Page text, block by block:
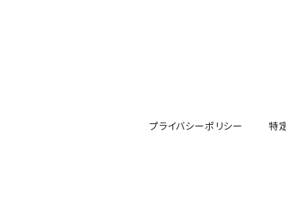
プライバシーポリシー 特